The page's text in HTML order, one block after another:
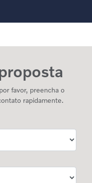
favor, preencha o
rapidamente.